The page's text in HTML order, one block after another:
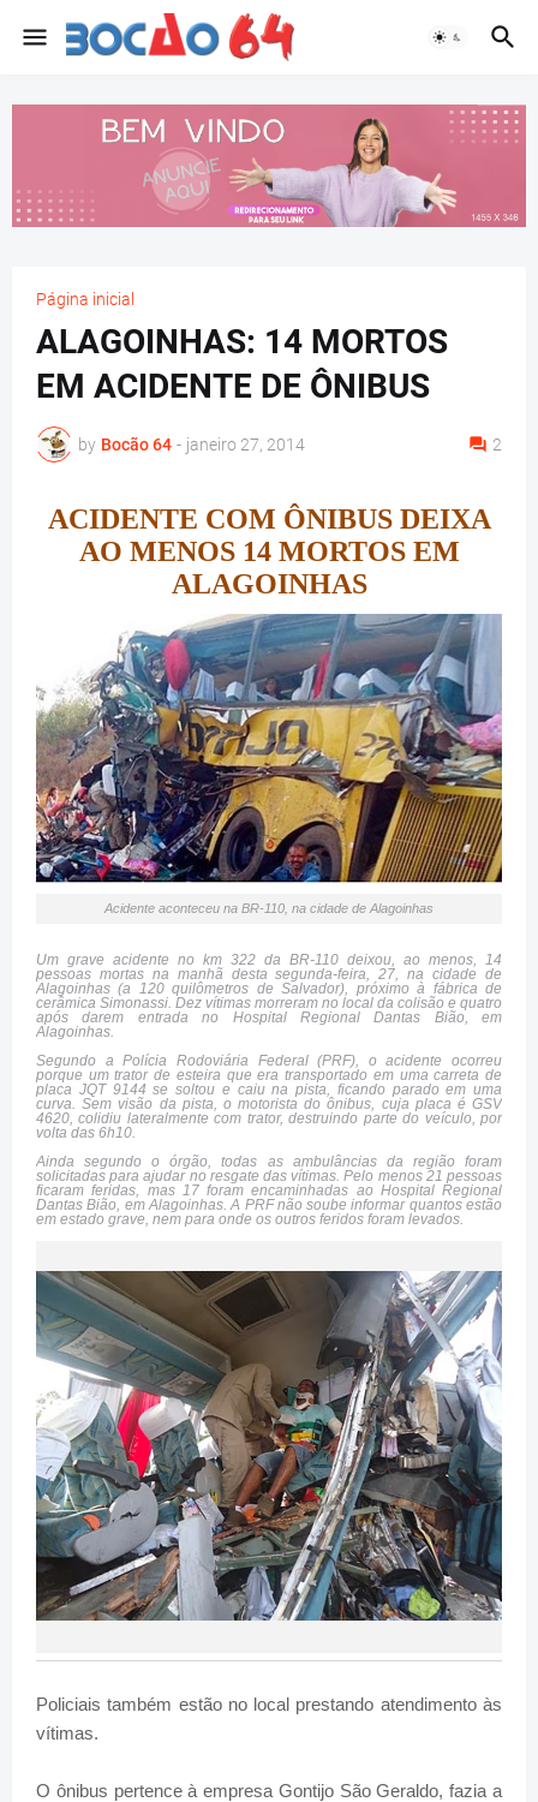
Página inicial
ALAGOINHAS: 14 MORTOS
EM ACIDENTE DE ÔNIBUS
by Bocão 64 - janeiro 27, 2014 2
ACIDENTE COM ÔNIBUS DEIXA
AO MENOS 14 MORTOS EM
ALAGOINHAS
Acidente aconteceu na BR-110, na cidade de Alagoinhas
Um grave acidente no km 322 da BR-110 deixou, ao menos, 14
pessoas mortas na manhã desta segunda-feira, 27, na cidade de
Alagoinhas (a 120 quilômetros de Salvador), próximo à fábrica de
cerâmica Simonassi. Dez vítimas morreram no local da colisão e quatro
após darem entrada no Hospital Regional Dantas Bião, em
Alagoinhas.
Segundo a Polícia Rodoviária Federal (PRF), o acidente ocorreu
porque um trator de esteira que era transportado em uma carreta de
placa JQT 9144 se soltou e caiu na pista, ficando parado em uma
curva. Sem visão da pista, o motorista do ônibus, cuja placa é GSV
4620, colidiu lateralmente com trator, destruindo parte do veículo, por
volta das 6h10.
Ainda segundo o órgão, todas as ambulâncias da região foram
solicitadas para ajudar no resgate das vítimas. Pelo menos 21 pessoas
ficaram feridas, mas 17 foram encaminhadas ao Hospital Regional
Dantas Bião, em Alagoinhas. A PRF não soube informar quantos estão
em estado grave, nem para onde os outros feridos foram levados.
Policiais também estão no local prestando atendimento às
vítimas.
O ônibus pertence à empresa Gontijo São Geraldo, fazia a